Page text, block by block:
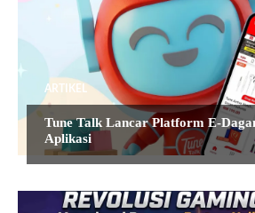
ARTIKEL
Tune Talk Lancar Platform E-
Aplikasi